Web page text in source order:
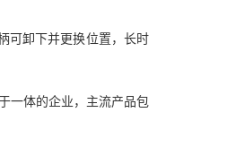
可卸下并更换位置，长时
一体的企业，主流产品包